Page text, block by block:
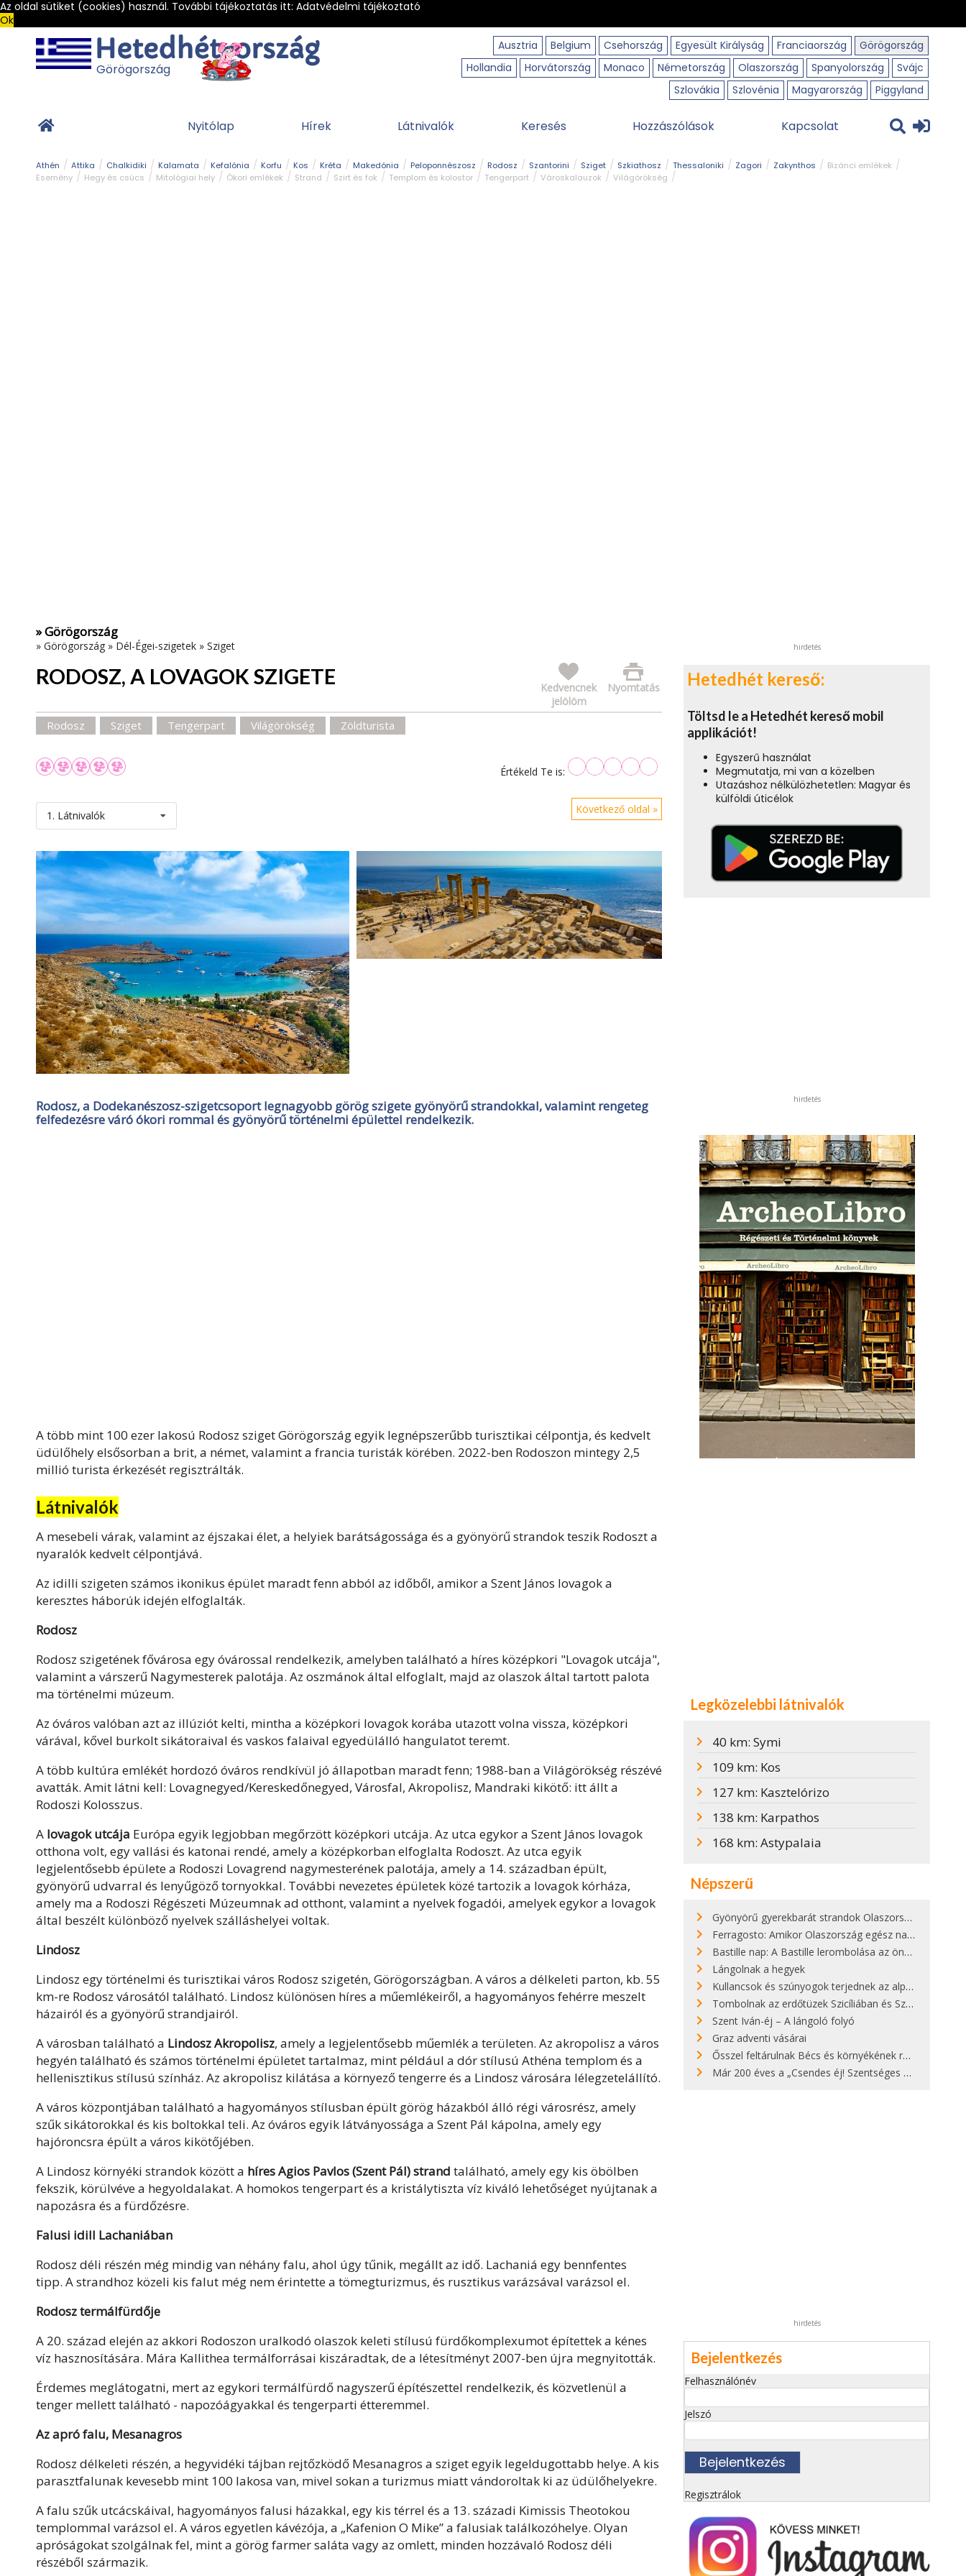
Az oldal sütiket (cookies) használ. További tájékoztatás itt: Adatvédelmi tájékoztató
Ok
Ausztria
Belgium Csehország Egyesült Királyság Franciaország
Görögország
Hollandia
Horvátország Monaco Németország Olaszország Spanyolország
Svájc
Szlovákia
Szlovénia Magyarország Piggyland
Görögország
Nyitólap Hírek Látnivalók Keresés Hozzászólások Kapcsolat
Athén Attika Chalkidiki Kalamata Kefalónia Korfu Kos Kréta Makedónia Peloponnészosz Rodosz Szantorini Sziget Szkiathosz Thessaloniki Zagori Zakynthos
Bizánci emlékek
Esemény
Hegy és csúcs Mitológiai hely Ókori emlékek Strand Szirt és fok Templom és kolostor Tengerpart Városkalauzok Világörökség
» Görögország
» Görögország » Dél-Égei-szigetek » Sziget
RODOSZ, A LOVAGOK SZIGETE Nyomtatás
Kedvencnek
jelölöm
Rodosz Sziget Tengerpart Világörökség Zöldturista
Értékeld Te is:
Következő oldal »
1. Látnivalók
Rodosz, a Dodekanészosz-szigetcsoport legnagyobb görög szigete gyönyörű strandokkal, valamint rengeteg
felfedezésre váró ókori rommal és gyönyörű történelmi épülettel rendelkezik.
A több mint 100 ezer lakosú Rodosz sziget Görögország egyik legnépszerűbb turisztikai célpontja, és kedvelt
üdülőhely elsősorban a brit, a német, valamint a francia turisták körében. 2022-ben Rodoszon mintegy 2,5
millió turista érkezését regisztrálták.
Látnivalók
A mesebeli várak, valamint az éjszakai élet, a helyiek barátságossága és a gyönyörű strandok teszik Rodoszt a
nyaralók kedvelt célpontjává.
Az idilli szigeten számos ikonikus épület maradt fenn abból az időből, amikor a Szent János lovagok a
keresztes háborúk idején elfoglalták.
Rodosz
Rodosz szigetének fővárosa egy óvárossal rendelkezik, amelyben található a híres középkori "Lovagok utcája",
valamint a várszerű Nagymesterek palotája. Az oszmánok által elfoglalt, majd az olaszok által tartott palota
ma történelmi múzeum.
Az óváros valóban azt az illúziót kelti, mintha a középkori lovagok korába utazott volna vissza, középkori
várával, kővel burkolt sikátoraival és vaskos falaival egyedülálló hangulatot teremt.
A több kultúra emlékét hordozó óváros rendkívül jó állapotban maradt fenn; 1988-ban a Világörökség részévé
avatták. Amit látni kell: Lovagnegyed/Kereskedőnegyed, Városfal, Akropolisz, Mandraki kikötő: itt állt a
Rodoszi Kolosszus.
A lovagok utcája Európa egyik legjobban megőrzött középkori utcája. Az utca egykor a Szent János lovagok
otthona volt, egy vallási és katonai rendé, amely a középkorban elfoglalta Rodoszt. Az utca egyik
legjelentősebb épülete a Rodoszi Lovagrend nagymesterének palotája, amely a 14. században épült,
gyönyörű udvarral és lenyűgöző tornyokkal. További nevezetes épületek közé tartozik a lovagok kórháza,
amely ma a Rodoszi Régészeti Múzeumnak ad otthont, valamint a nyelvek fogadói, amelyek egykor a lovagok
által beszélt különböző nyelvek szálláshelyei voltak.
Lindosz
Lindosz egy történelmi és turisztikai város Rodosz szigetén, Görögországban. A város a délkeleti parton, kb. 55
km-re Rodosz városától található. Lindosz különösen híres a műemlékeiről, a hagyományos fehérre meszelt
házairól és a gyönyörű strandjairól.
A városban található a Lindosz Akropolisz, amely a legjelentősebb műemlék a területen. Az akropolisz a város
hegyén található és számos történelmi épületet tartalmaz, mint például a dór stílusú Athéna templom és a
hellenisztikus stílusú színház. Az akropolisz kilátása a környező tengerre és a Lindosz városára lélegzetelállító.
A város központjában található a hagyományos stílusban épült görög házakból álló régi városrész, amely
szűk sikátorokkal és kis boltokkal teli. Az óváros egyik látványossága a Szent Pál kápolna, amely egy
hajóroncsra épült a város kikötőjében.
A Lindosz környéki strandok között a híres Agios Pavlos (Szent Pál) strand található, amely egy kis öbölben
fekszik, körülvéve a hegyoldalakat. A homokos tengerpart és a kristálytiszta víz kiváló lehetőséget nyújtanak a
napozásra és a fürdőzésre.
Falusi idill Lachaniában
Rodosz déli részén még mindig van néhány falu, ahol úgy tűnik, megállt az idő. Lachaniá egy bennfentes
tipp. A strandhoz közeli kis falut még nem érintette a tömegturizmus, és rusztikus varázsával varázsol el.
Rodosz termálfürdője
A 20. század elején az akkori Rodoszon uralkodó olaszok keleti stílusú fürdőkomplexumot építettek a kénes
víz hasznosítására. Mára Kallithea termálforrásai kiszáradtak, de a létesítményt 2007-ben újra megnyitották.
Érdemes meglátogatni, mert az egykori termálfürdő nagyszerű építészettel rendelkezik, és közvetlenül a
tenger mellett található - napozóágyakkal és tengerparti étteremmel.
Az apró falu, Mesanagros
Rodosz délkeleti részén, a hegyvidéki tájban rejtőzködő Mesanagros a sziget egyik legeldugottabb helye. A kis
parasztfalunak kevesebb mint 100 lakosa van, mivel sokan a turizmus miatt vándoroltak ki az üdülőhelyekre.
A falu szűk utcácskáival, hagyományos falusi házakkal, egy kis térrel és a 13. századi Kimissis Theotokou
templommal varázsol el. A város egyetlen kávézója, a „Kafenion O Mike” a falusiak találkozóhelye. Olyan
apróságokat szolgálnak fel, mint a görög farmer saláta vagy az omlett, minden hozzávaló Rodosz déli
részéből származik.
hirdetés
Hetedhét kereső:
Töltsd le a Hetedhét kereső mobil
applikációt!
Egyszerű használat
Megmutatja, mi van a közelben
Utazáshoz nélkülözhetetlen: Magyar és
külföldi úticélok
hirdetés
Legközelebbi látnivalók
40 km: Symi
109 km: Kos
127 km: Kasztelórizo
138 km: Karpathos
168 km: Astypalaia
Népszerű
Gyönyörű gyerekbarát strandok Olaszországban - megmutatjuk a 15 legjobbat
Ferragosto: Amikor Olaszország egész nap nyaral
Bastille nap: A Bastille lerombolása az önkényuralom végét jelentette
Lángolnak a hegyek
Kullancsok és szúnyogok terjednek az alpesi legelőkön
Tombolnak az erdőtüzek Szicíliában és Szardínián
Szent Iván-éj – A lángoló folyó
Graz adventi vásárai
Ősszel feltárulnak Bécs és környékének rendkívüli építészeti kincsei
Már 200 éves a „Csendes éj! Szentséges éj!”
hirdetés
Bejelentkezés
Felhasználónév
Jelszó
Regisztrálok